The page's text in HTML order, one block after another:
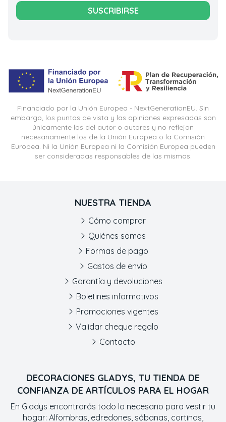
SUSCRIBIRSE
Financiado por la Unión Europea - NextGenerationEU. Sin
embargo, los puntos de vista y las opiniones expresadas son
únicamente los del autor o autores y no reflejan
necesariamente los de la Unión Europea o la Comisión
Europea. Ni la Unión Europea ni la Comisión Europea pueden
ser consideradas responsables de las mismas.
DECORACIONES GLADYS, TU TIENDA DE
CONFIANZA DE ARTÍCULOS PARA EL HOGAR
En Gladys encontrarás todo lo necesario para vestir tu
hogar: Alfombras, edredones, sábanas, cortinas,
NUESTRA TIENDA
Cómo comprar
Quiénes somos
Formas de pago
Gastos de envío
Garantía y devoluciones
Boletines informativos
Promociones vigentes
Validar cheque regalo
Contacto